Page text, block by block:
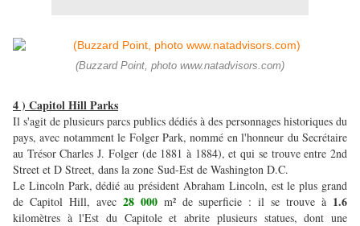
(Buzzard Point, photo www.natadvisors.com)
4 ) Capitol Hill Parks
Il s'agit de plusieurs parcs publics dédiés à des personnages historiques du
pays, avec notamment le Folger Park, nommé en l'honneur du Secrétaire
au Trésor Charles J. Folger (de 1881 à 1884), et qui se trouve entre 2nd
Street et D Street, dans la zone Sud-Est de Washington D.C.
Le Lincoln Park, dédié au président Abraham Lincoln, est le plus grand
de Capitol Hill, avec 28 000m² de superficie : il se trouve à 1.6
kilomètres à l'Est du Capitole et abrite plusieurs statues, dont une